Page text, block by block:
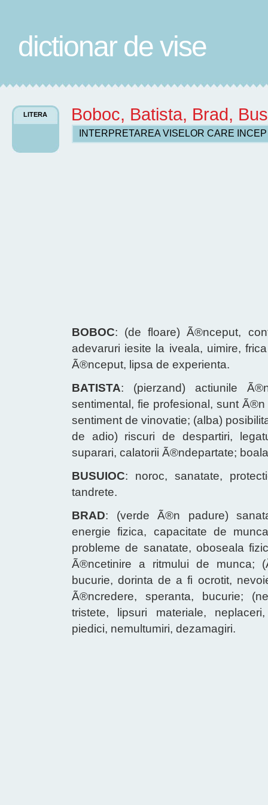
dictionar de vise
LITERA Boboc, Batista, Brad,
INTERPRETAREA VISELOR CARE
BOBOC: (de floare) Ã®nceput,
adevaruri iesite la iveala, uimire,
Ã®nceput, lipsa de experienta.
BATISTA: (pierzand) actiunile
sentimental, fie profesional, sunt
sentiment de vinovatie; (alba)
de adio) riscuri de despartiri,
suparari, calatorii Ã®ndepartate;
BUSUIOC: noroc, sanatate,
tandrete.
BRAD: (verde Ã®n padure)
energie fizica, capacitate de
probleme de sanatate, oboseala
Ã®ncetinire a ritmului de munca;
bucurie, dorinta de a fi ocrotit,
Ã®ncredere, speranta, bucurie;
tristete, lipsuri materiale,
piedici, nemultumiri, dezamagiri.